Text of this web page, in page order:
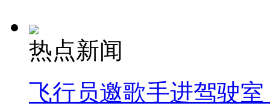
热点新闻
飞行员邀歌手进驾驶